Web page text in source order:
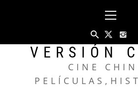
principal
VERSIÓN
CINE